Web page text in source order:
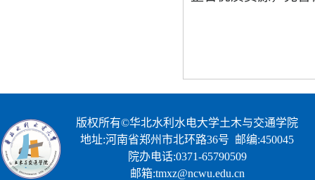
版权所有©华北水利水电大学土木与交通学院
地址:河南省郑州市北环路36号 邮编:450045
院办电话:0371-65790509
邮箱:tmxz@ncwu.edu.cn